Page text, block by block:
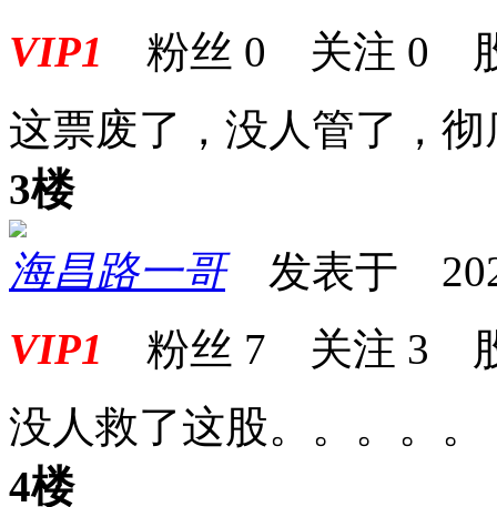
VIP1 粉丝 0 关注 0
这票废了，没人管了，彻
3楼
海昌路一哥发表于
VIP1 粉丝 7 关注 3
没人救了这股。。。。。
4楼